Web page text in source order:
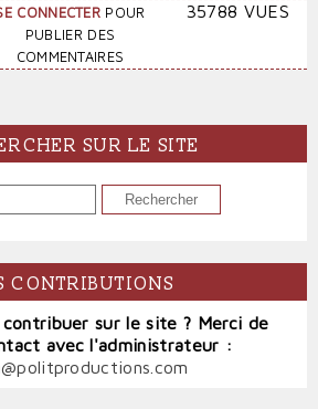
CONNECTER POUR
PUBLIER DES
COMMENTAIRES
35788 VUES
SUR LE SITE
CONTRIBUTIONS
contribuer sur le site ? Merci de
avec l'administrateur :